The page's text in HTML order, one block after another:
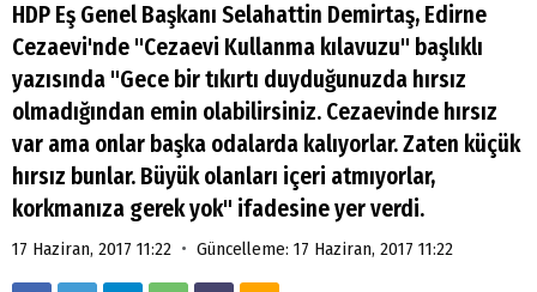
HDP Eş Genel Başkanı Selahattin Demirtaş, Edirne
Cezaevi'nde "Cezaevi Kullanma kılavuzu" başlıklı
yazısında "Gece bir tıkırtı duyduğunuzda hırsız
olmadığından emin olabilirsiniz. Cezaevinde hırsız
var ama onlar başka odalarda kalıyorlar. Zaten küçük
hırsız bunlar. Büyük olanları içeri atmıyorlar,
korkmanıza gerek yok" ifadesine yer verdi.
17 Haziran, 2017 11:22 • Güncelleme: 17 Haziran, 2017 11:22